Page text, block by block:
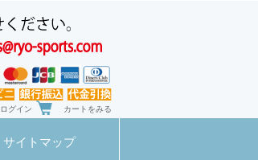
グイン カートをみる
サイトマップ